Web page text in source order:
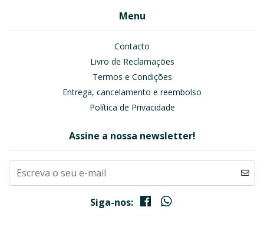
Menu
Contacto
Livro de Reclamações
Termos e Condições
Entrega, cancelamento e reembolso
Política de Privacidade
Assine a nossa newsletter!
Siga-nos: